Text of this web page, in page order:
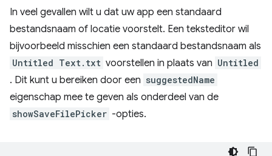
In veel gevallen wilt u dat uw app een standaard
bestandsnaam of locatie voorstelt. Een teksteditor wil
bijvoorbeeld misschien een standaard bestandsnaam als
Untitled Text.txt voorstellen in plaats van Untitled
. Dit kunt u bereiken door een suggestedName
eigenschap mee te geven als onderdeel van de
showSaveFilePicker -opties.